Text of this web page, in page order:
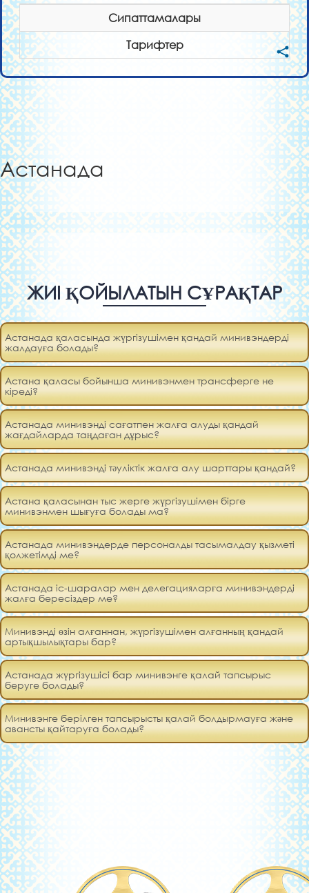
Сипаттамалары
Тарифтер
Астанада
ЖИІ ҚОЙЫЛАТЫН СҰРАҚТАР
Астанада қаласында жүргізушімен қандай минивэндерді
жалдауға болады?
Астана қаласы бойынша минивэнмен трансферге не
кіреді?
Астанада минивэнді сағатпен жалға алуды қандай
жағдайларда таңдаған дұрыс?
Астанада минивэнді тәуліктік жалға алу шарттары қандай?
Астана қаласынан тыс жерге жүргізушімен бірге
минивэнмен шығуға болады ма?
Астанада минивэндерде персоналды тасымалдау қызметі
қолжетімді ме?
Астанада іс-шаралар мен делегацияларға минивэндерді
жалға бересіздер ме?
Минивэнді өзін алғаннан, жүргізушімен алғанның қандай
артықшылықтары бар?
Астанада жүргізушісі бар минивэнге қалай тапсырыс
беруге болады?
Минивэнге берілген тапсырысты қалай болдырмауға және
авансты қайтаруға болады?